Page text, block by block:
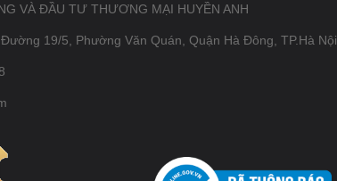
VÀ ĐẦU TƯ THƯƠNG MẠI HUYỀN ANH
19/5, Phường Văn Quán, Quận Hà Đông, TP.Hà Nội